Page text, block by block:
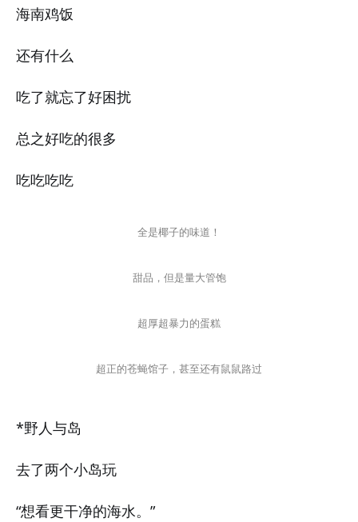
海南鸡饭
还有什么
吃了就忘了好困扰
总之好吃的很多
吃吃吃吃
全是椰子的味道！
甜品，但是量大管饱
超厚超暴力的蛋糕
超正的苍蝇馆子，甚至还有鼠鼠路过
*野人与岛
去了两个小岛玩
“想看更干净的海水。”